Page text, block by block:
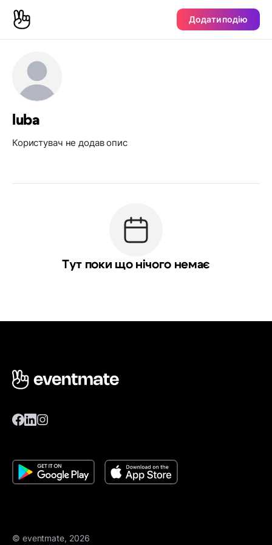
Додати подію
luba
Користувач не додав опис
Тут поки що нічого немає
© eventmate, 2026